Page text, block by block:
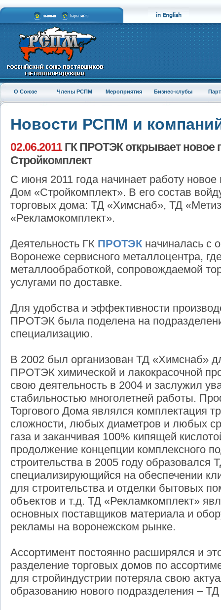
О Союзе Члены РСПМ Мероприятия Бизнес-клубы
Новости РСПМ и
02.06.2011ГК ПРОТЭК открывает новое
Стройкомплект
С июня 2011 года начинает работу
Дом «Стройкомплект». В его состав
торговых дома: ТД «Химснаб», ТД
«Рекламокомплект».
Деятельность ГК ПРОТЭКначиналась с
Воронеже сервисного металлоцентра,
металлообработкой, сопровождаемой
услугами по доставке.
Для удобства и эффективности
ПРОТЭК была поделена на
специализацию.
В 2002 был организован ТД «Химснаб»
ПРОТЭК химической и лакокрасочной
свою деятельность в 2004 и заслужил
стабильностью многолетней работы.
Торгового Дома являлся комплектация
сложности, любых диаметров и любых
газа и заканчивая 100% кипящей
продолжение концепции комплексного
строительства в 2005 году образовался
специализирующийся на обеспечении
для строительства и отделки бытовых
объектов и т.д. ТД «Рекламкомплект»
основных поставщиков материала и
рекламы на воронежском рынке.
Ассортимент постоянно расширялся и
разделение торговых домов по
для стройиндустрии потеряла свою
образованию нового подразделения –